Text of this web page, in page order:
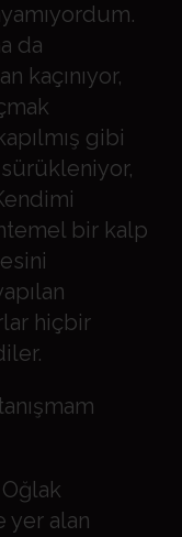
da
kaçınıyor,
gibi
sürükleniyor,
bir kalp
hiçbir
alan